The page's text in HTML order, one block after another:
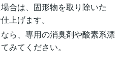
合は、固形物を取り除いた
上げます。
ら、専用の消臭剤や酸素系漂
みてください。